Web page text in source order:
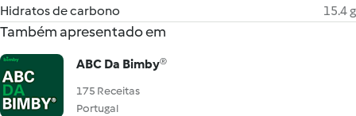
Hidratos de carbono
15.4 g
Também apresentado em
ABC Da Bimby®
175 Receitas
Portugal